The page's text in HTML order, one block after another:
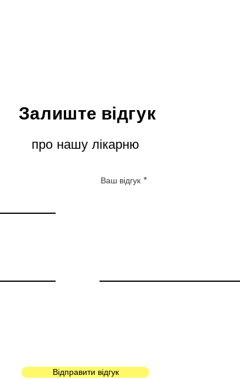
Залиште відгук
про нашу лікарню
Ваш відгук
Відправити відгук